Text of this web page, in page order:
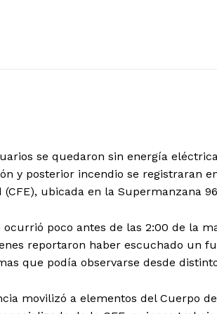
se quedaron sin energía
y posterior incendio se registraran
(CFE), ubicada en la Supermanzana
ocurrió poco antes de las 2:00 de la
reportaron haber escuchado un
que podía observarse desde
movilizó a elementos del Cuerpo